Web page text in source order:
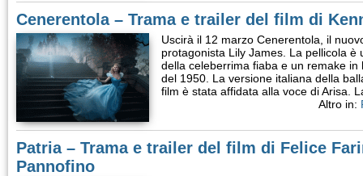
Cenerentola – Trama e trailer del film di
Uscirà il 12 marzo Cenerentola, il
protagonista Lily James. La pellicola
della celeberrima fiaba e un remake in
del 1950. La versione italiana della
film è stata affidata alla voce di Arisa.
Altro in:
Patria – Trama e trailer del film di Felice
Pannofino